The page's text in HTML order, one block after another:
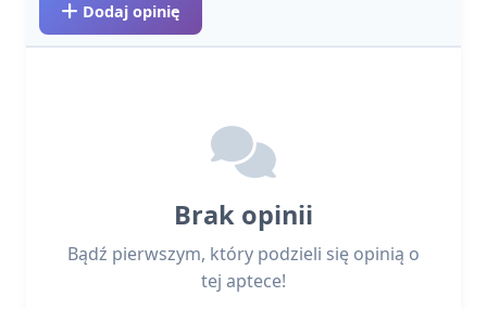
Dodaj opinię
Brak opinii
Bądź pierwszym, który podzieli się opinią o
tej aptece!